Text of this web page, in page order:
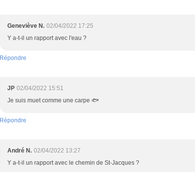
Geneviève N. 02/04/2022 17:25
Y a-t-il un rapport avec l'eau ?
Répondre
JP 02/04/2022 15:51
Je suis muet comme une carpe 🐟
Répondre
André N. 02/04/2022 13:27
Y a-t-il un rapport avec le chemin de St-Jacques ?